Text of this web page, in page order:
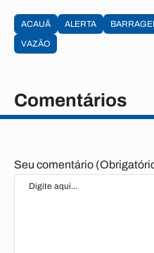
ACAUÃ ALERTA
VAZÃO
Comentários
Seu comentário